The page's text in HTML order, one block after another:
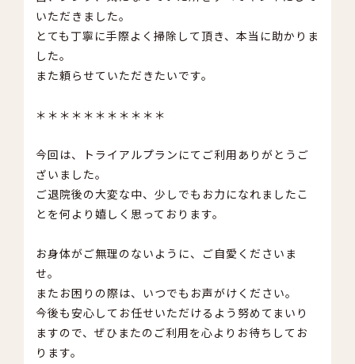
いただきました。
とても丁寧に手際よく掃除して頂き、本当に助かりま
した。
また頼らせていただきたいです。
＊＊＊＊＊＊＊＊＊＊＊
今回は、トライアルプランにてご利用ありがとうご
ざいました。
ご退院後の大変な中、少しでもお力になれましたこ
とを何より嬉しく思っております。
お身体がご無理のないように、ご自愛くださいま
せ。
またお困りの際は、いつでもお声がけください。
今後も安心してお任せいただけるよう努めてまいり
ますので、ぜひまたのご利用を心よりお待ちしてお
ります。